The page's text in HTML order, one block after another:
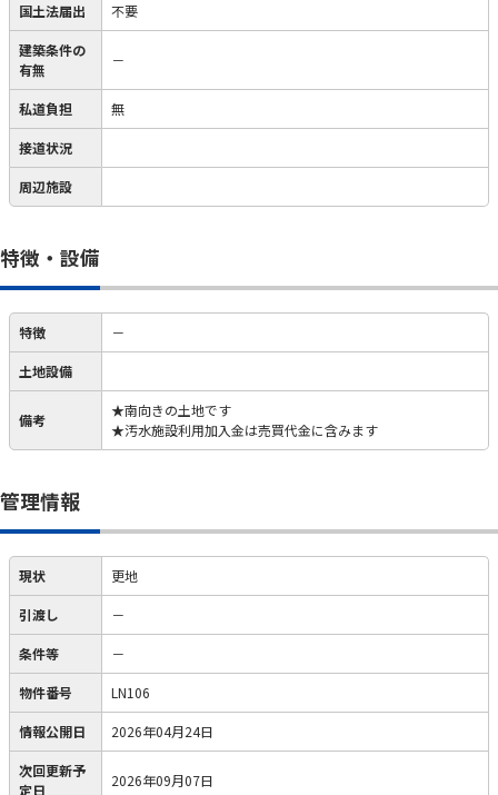
国土法届出 不要
建築条件の
有無
－
私道負担 無
接道状況
周辺施設
特徴・設備
特徴 －
土地設備
備考
★南向きの土地です
★汚水施設利用加入金は売買代金に含みます
管理情報
現状 更地
引渡し －
条件等 －
物件番号 LN106
情報公開日 2026年04月24日
次回更新予
定日
2026年09月07日